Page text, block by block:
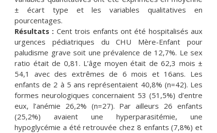
± écart type et les variables qualitatives en
pourcentages.
Résultats : Cent trois enfants ont été hospitalisés aux
urgences pédiatriques du CHU Mère-Enfant pour
paludisme grave soit une prévalence de 12,7%. Le sex
ratio était de 0,81. L’âge moyen était de 62,3 mois ±
54,1 avec des extrêmes de 6 mois et 16ans. Les
enfants de 2 à 5 ans représentaient 40,8% (n=42). Les
formes neurologiques concernaient 53 (51,5%) d’entre
eux, l’anémie 26,2% (n=27). Par ailleurs 26 enfants
(25,2%) avaient une hyperparasitémie, une
hypoglycémie a été retrouvée chez 8 enfants (7,8%) et